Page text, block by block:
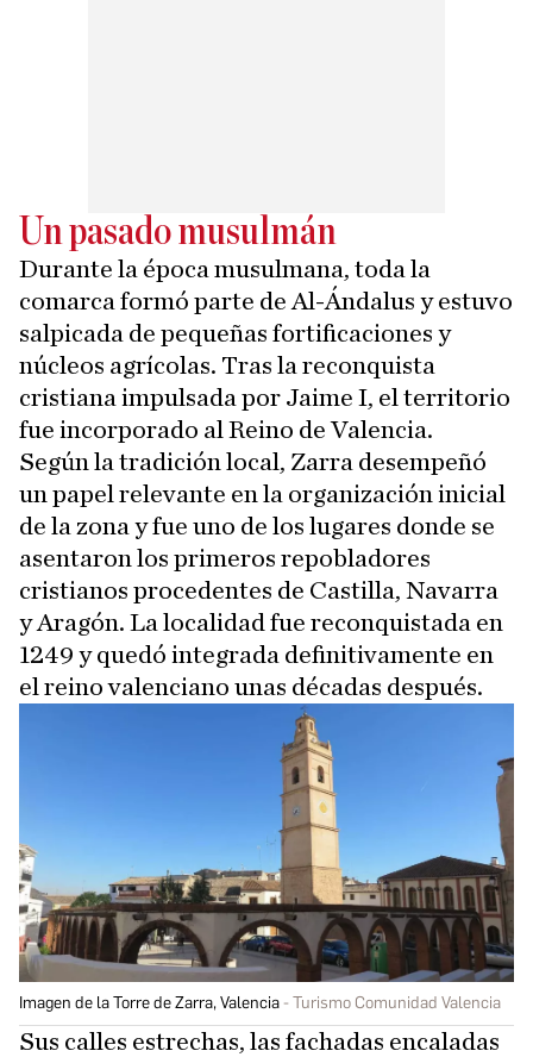
Un pasado musulmán
Durante la época musulmana, toda la
comarca formó parte de Al-Ándalus y estuvo
salpicada de pequeñas fortificaciones y
núcleos agrícolas. Tras la reconquista
cristiana impulsada por Jaime I, el territorio
fue incorporado al Reino de Valencia.
Según la tradición local, Zarra desempeñó
un papel relevante en la organización inicial
de la zona y fue uno de los lugares donde se
asentaron los primeros repobladores
cristianos procedentes de Castilla, Navarra
y Aragón. La localidad fue reconquistada en
1249 y quedó integrada definitivamente en
el reino valenciano unas décadas después.
Imagen de la Torre de Zarra, Valencia Turismo Comunidad Valencia
Sus calles estrechas, las fachadas encaladas